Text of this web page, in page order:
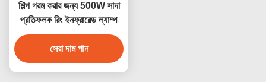
শিল্প গরম করার জন্য 500W সাদা
প্রতিফলক রিং ইনফ্রারেড ল্যাম্প
সেরা দাম পান